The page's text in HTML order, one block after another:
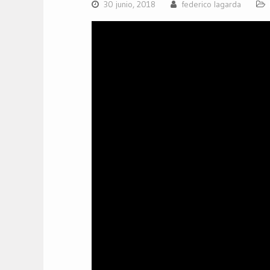
30 junio, 2018 federico lagarda